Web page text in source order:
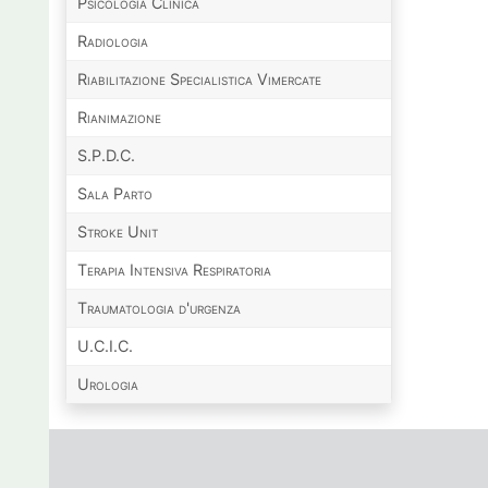
Radiologia
Riabilitazione Specialistica Vimercate
Rianimazione
S.P.D.C.
Sala Parto
Stroke Unit
Terapia Intensiva Respiratoria
Traumatologia d'urgenza
U.C.I.C.
Urologia